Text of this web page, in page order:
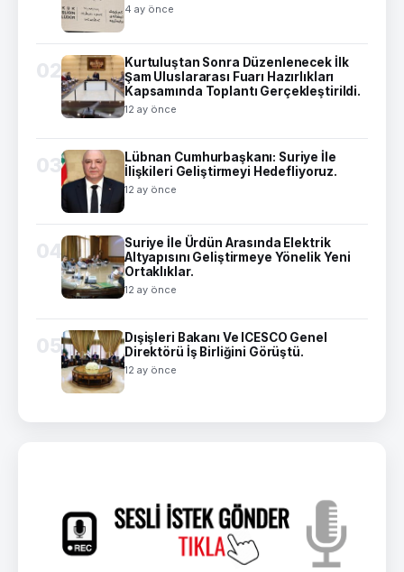
4 ay önce
02
Kurtuluştan Sonra Düzenlenecek İlk
Şam Uluslararası Fuarı Hazırlıkları
Kapsamında Toplantı Gerçekleştirildi.
12 ay önce
03
Lübnan Cumhurbaşkanı: Suriye İle
İlişkileri Geliştirmeyi Hedefliyoruz.
12 ay önce
04
Suriye İle Ürdün Arasında Elektrik
Altyapısını Geliştirmeye Yönelik Yeni
Ortaklıklar.
12 ay önce
05
Dışişleri Bakanı Ve ICESCO Genel
Direktörü İş Birliğini Görüştü.
12 ay önce